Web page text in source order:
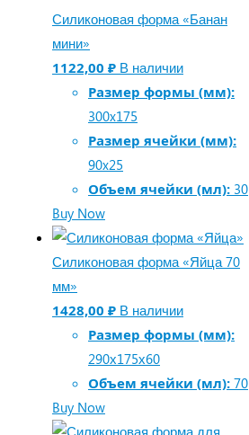
Силиконовая форма «Банан
мини»
1122,00 ₽ В наличии
Размер формы (мм):
300x175
Размер ячейки (мм):
90x25
Объем ячейки (мл): 30
Buy Now
Силиконовая форма «Яйца 70
мм»
1428,00 ₽ В наличии
Размер формы (мм):
290х175х60
Объем ячейки (мл): 70
Buy Now